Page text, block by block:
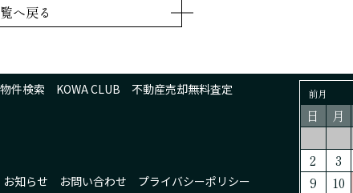
へ戻る
件検索 KOWA CLUB
不動産売却無料査定
お知らせ お問い合わせ
プライバシーポリシー
前月
日 月
2
3
9
10